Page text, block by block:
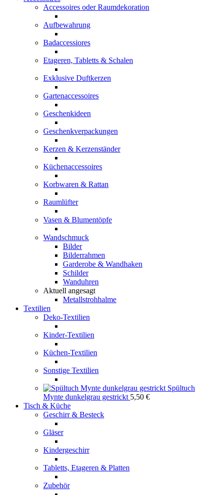
Accessoires oder Raumdekoration
Aufbewahrung
Badaccessiores
Etageren, Tabletts & Schalen
Exklusive Duftkerzen
Gartenaccessoires
Geschenkideen
Geschenkverpackungen
Kerzen & Kerzenständer
Küchenaccessoires
Korbwaren & Rattan
Raumlüfter
Vasen & Blumentöpfe
Wandschmuck
Bilder
Bilderrahmen
Garderobe & Wandhaken
Schilder
Wanduhren
Aktuell angesagt
Metallstrohhalme
Textilien
Deko-Textilien
Kinder-Textilien
Küchen-Textilien
Sonstige Textilien
Spültuch
Mynte dunkelgrau gestrickt 5,50 €
Tisch & Küche
Geschirr & Besteck
Gläser
Kindergeschirr
Tabletts, Etageren & Platten
Zubehör